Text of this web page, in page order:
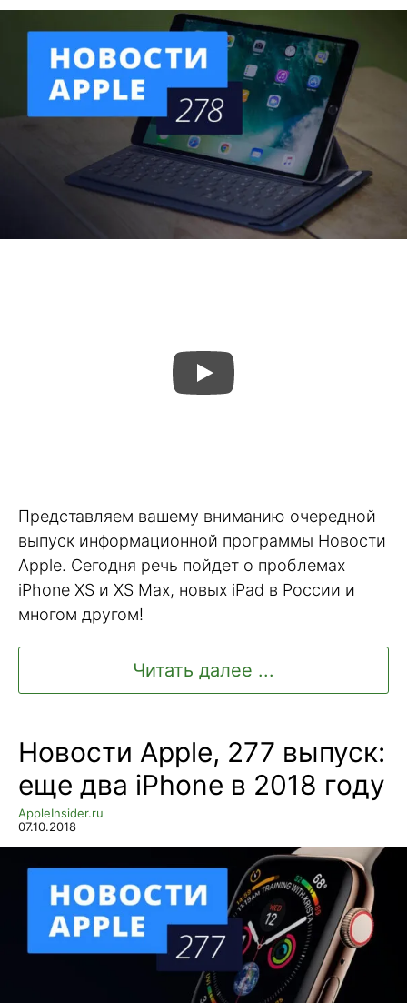
Представляем вашему вниманию очередной
выпуск информационной программы Новости
Apple. Сегодня речь пойдет о проблемах
iPhone XS и XS Max, новых iPad в России и
многом другом!
Читать далее ...
Новости Apple, 277 выпуск:
еще два iPhone в 2018 году
AppleInsider.ru
07.10.2018